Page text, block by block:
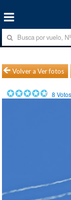
Volver a Ver fotos
8